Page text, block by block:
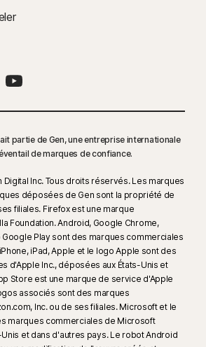
partie de Gen, une entreprise internationale
de marques de confiance.​
Inc. Tous droits réservés. Les marques
déposées de Gen sont la propriété de
filiales. Firefox est une marque
Foundation. Android, Google Chrome,
Play sont des marques commerciales
iPad, Apple et le logo Apple sont des
d'Apple Inc., déposées aux États-Unis et
Store est une marque de service d'Apple
associés sont des marques
Inc. ou de ses filiales. Microsoft et le
marques commerciales de Microsoft
et dans d'autres pays. Le robot Android